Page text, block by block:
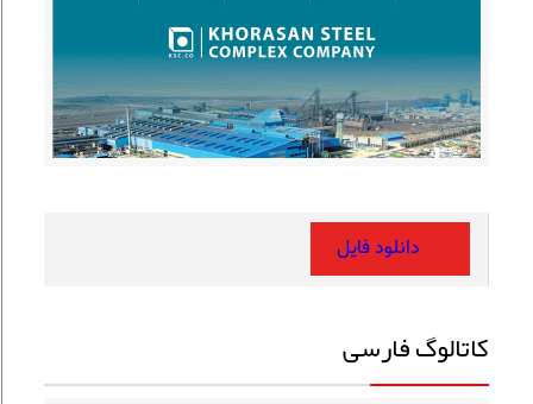
دانلود فایل
کاتالوگ فارسی